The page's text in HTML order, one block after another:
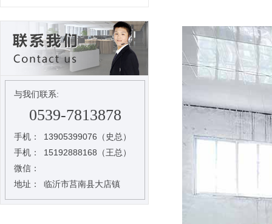
与我们联系:
0539-7813878
手机：
13905399076（史总）
手机：
15192888168（王总）
微信：
地址：
临沂市莒南县大店镇